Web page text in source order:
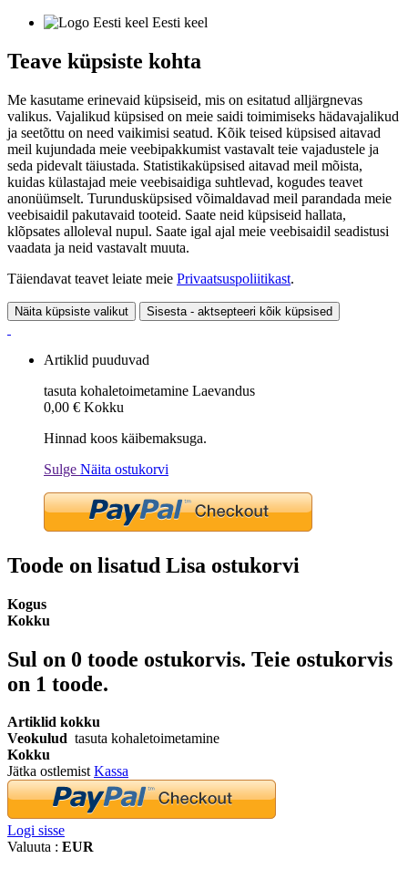
Eesti keel
Teave küpsiste kohta
Me kasutame erinevaid küpsiseid, mis on esitatud alljärgnevas
valikus. Vajalikud küpsised on meie saidi toimimiseks hädavajalikud
ja seetõttu on need vaikimisi seatud. Kõik teised küpsised aitavad
meil kujundada meie veebipakkumist vastavalt teie vajadustele ja
seda pidevalt täiustada. Statistikaküpsised aitavad meil mõista,
kuidas külastajad meie veebisaidiga suhtlevad, kogudes teavet
anonüümselt. Turundusküpsised võimaldavad meil parandada meie
veebisaidil pakutavaid tooteid. Saate neid küpsiseid hallata,
klõpsates alloleval nupul. Saate igal ajal meie veebisaidil seadistusi
vaadata ja neid vastavalt muuta.
Täiendavat teavet leiate meie Privaatsuspoliitikast.
Näita küpsiste valikut Sisesta - aktsepteeri kõik küpsised
Artiklid puuduvad
tasuta kohaletoimetamine Laevandus
0,00 € Kokku
Hinnad koos käibemaksuga.
Sulge Näita ostukorvi
Toode on lisatud Lisa ostukorvi
Kogus
Kokku
Sul on 0 toode ostukorvis. Teie ostukorvis
on 1 toode.
Artiklid kokku
Veokulud tasuta kohaletoimetamine
Kokku
Jätka ostlemistKassa
Logi sisse
Valuuta : EUR